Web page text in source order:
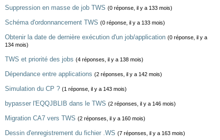
Suppression en masse de job TWS (0 réponse, il y a 133 mois)
Schéma d'ordonnancement TWS (0 réponse, il y a 133 mois)
Obtenir la date de dernière exécution d'un job/application (0 réponse, il y a
134 mois)
TWS et priorité des jobs (4 réponses, il y a 138 mois)
Dépendance entre applications (2 réponses, il y a 142 mois)
Simulation du CP ? (1 réponse, il y a 143 mois)
bypasser l'EQQJBLIB dans le TWS (2 réponses, il y a 146 mois)
Migration CA7 vers TWS (2 réponses, il y a 160 mois)
Dessin d'enregistrement du fichier .WS (7 réponses, il y a 163 mois)